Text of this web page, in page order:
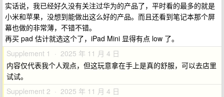
实话说，我已经好久没有关注过华为的产品了，平时看的最多的就是
小米和苹果，没想到能做出这么好的产品。而且还看到笔记本那个屏
幕也做的非常薄，不错不错。
再买 pad 估计就选这个了，iPad Mini 显得有点 low 了。
Supplement 1 · 2025 年 11 月 4 日
内容仅代表我个人观点，但这玩意拿在手上是真的舒服，可以去店里
试试。
Supplement 2 · 2025 年 11 月 4 日